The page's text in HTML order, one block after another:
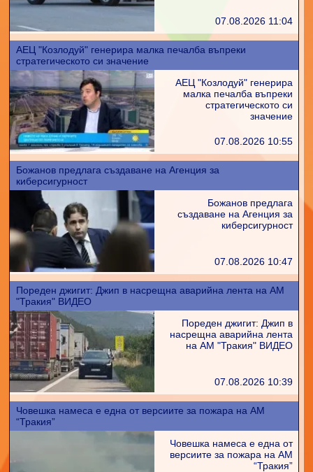
07.08.2026 11:04
АЕЦ "Козлодуй" генерира малка печалба въпреки
стратегическото си значение
АЕЦ "Козлодуй" генерира
малка печалба въпреки
стратегическото си
значение
07.08.2026 10:55
Божанов предлага създаване на Агенция за
киберсигурност
Божанов предлага
създаване на Агенция за
киберсигурност
07.08.2026 10:47
Пореден джигит: Джип в насрещна аварийна лента на АМ
"Тракия" ВИДЕО
Пореден джигит: Джип в
насрещна аварийна лента
на АМ "Тракия" ВИДЕО
07.08.2026 10:39
Човешка намеса е една от версиите за пожара на АМ
“Тракия”
Човешка намеса е една от
версиите за пожара на АМ
“Тракия”